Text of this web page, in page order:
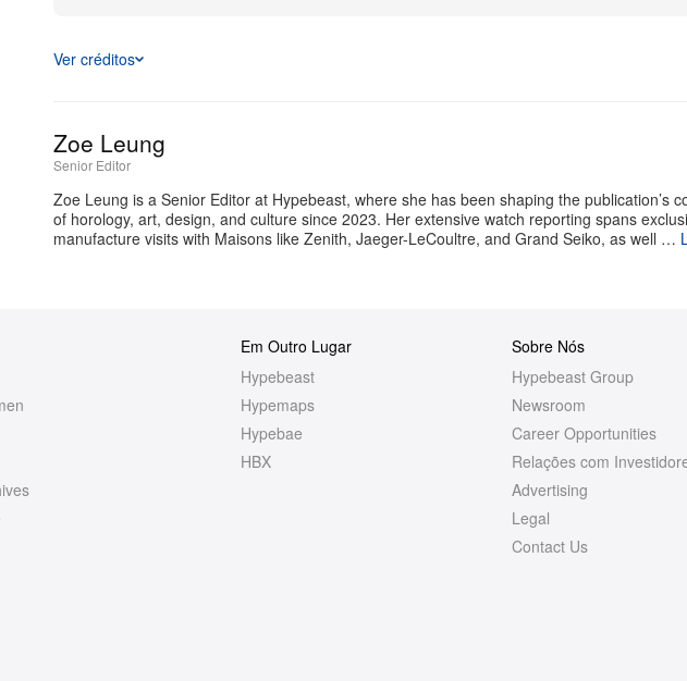
Ver créditos
Zoe Leung
Senior Editor
Zoe Leung is a Senior Editor at Hypebeast, where she has been shaping the publication’s
of horology, art, design, and culture since 2023. Her extensive watch reporting spans
manufacture visits with Maisons like Zenith, Jaeger-LeCoultre, and Grand Seiko, as well …
Em Outro Lugar
Hypebeast
Hypemaps
Hypebae
HBX
Sobre Nós
Hypebeast Group
Newsroom
Career Opportunities
Relações com
Advertising
Legal
Contact Us